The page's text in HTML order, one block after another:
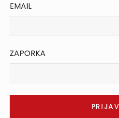
EMAIL
ZAPORKA